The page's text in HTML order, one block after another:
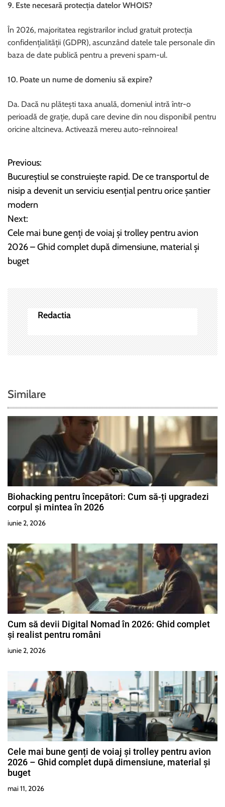
9. Este necesară protecția datelor WHOIS?
În 2026, majoritatea registrarilor includ gratuit protecția
confidențialității (GDPR), ascunzând datele tale personale din
baza de date publică pentru a preveni spam-ul.
10. Poate un nume de domeniu să expire?
Da. Dacă nu plătești taxa anuală, domeniul intră într-o
perioadă de grație, după care devine din nou disponibil pentru
oricine altcineva. Activează mereu auto-reînnoirea!
N
a
v
i
g
r
e
î
n
r
c
o
l
Previous:
Bucureștiul se construiește rapid. De ce transportul de
nisip a devenit un serviciu esențial pentru orice șantier
modern
Next:
Cele mai bune genți de voiaj și trolley pentru avion
2026 – Ghid complet după dimensiune, material și
buget
Redactia
Similare
Biohacking pentru începători: Cum să-ți upgradezi
corpul și mintea în 2026
iunie 2, 2026
Cum să devii Digital Nomad în 2026: Ghid complet
și realist pentru români
iunie 2, 2026
Cele mai bune genți de voiaj și trolley pentru avion
2026 – Ghid complet după dimensiune, material și
buget
mai 11, 2026